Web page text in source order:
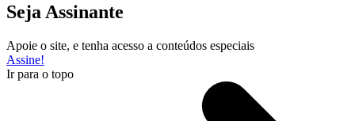
Seja Assinante
Apoie o site, e tenha acesso a conteúdos especiais
Assine!
Ir para o topo